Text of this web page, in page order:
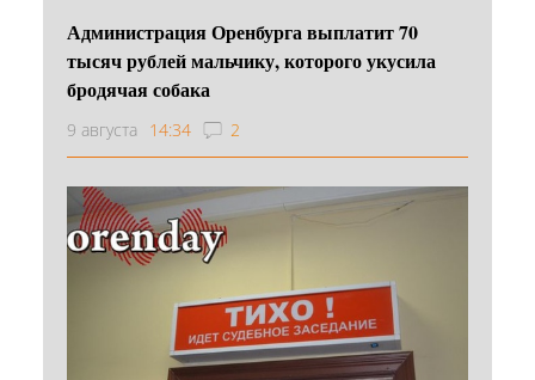
Администрация Оренбурга выплатит 70
тысяч рублей мальчику, которого укусила
бродячая собака
9 августа 14:34 2